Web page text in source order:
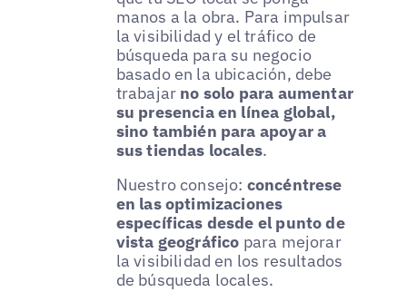
manos a la obra. Para impulsar
la visibilidad y el tráfico de
búsqueda para su negocio
basado en la ubicación, debe
trabajar no solo para aumentar
su presencia en línea global,
sino también para apoyar a
sus tiendas locales.
Nuestro consejo: concéntrese
en las optimizaciones
específicas desde el punto de
vista geográfico para mejorar
la visibilidad en los resultados
de búsqueda locales.